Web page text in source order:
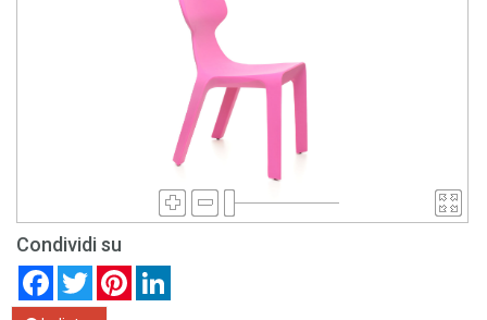
Condividi su
FacebookTwitter Pinterest